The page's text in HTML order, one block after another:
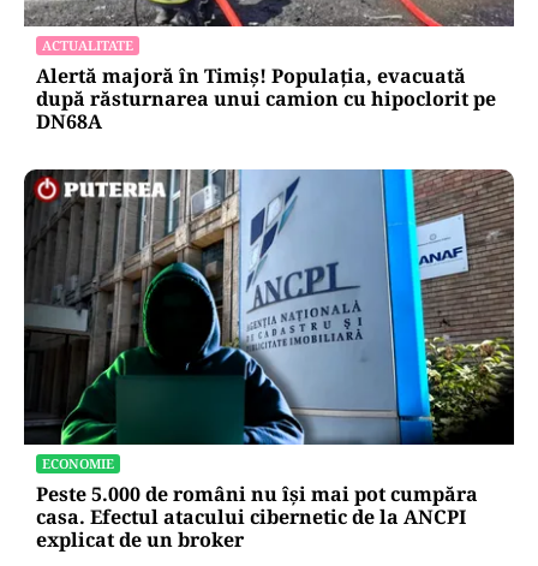
ACTUALITATE
Alertă majoră în Timiș! Populația, evacuată
după răsturnarea unui camion cu hipoclorit pe
DN68A
ECONOMIE
Peste 5.000 de români nu își mai pot cumpăra
casa. Efectul atacului cibernetic de la ANCPI
explicat de un broker